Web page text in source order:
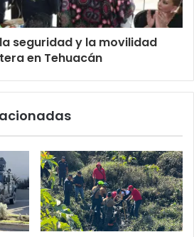
seguridad y la movilidad
en Tehuacán